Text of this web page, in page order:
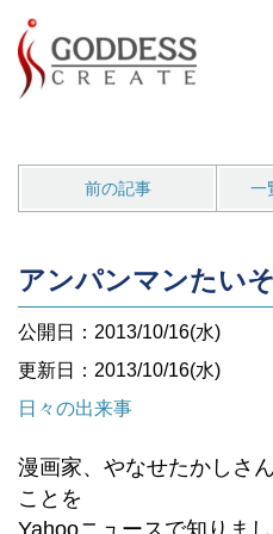
前の記事 一
アンパンマンたい
公開日：2013/10/16(水)
更新日：2013/10/16(水)
日々の出来事
漫画家、やなせたかしさ
ことを
Yahooニュースで知りまし